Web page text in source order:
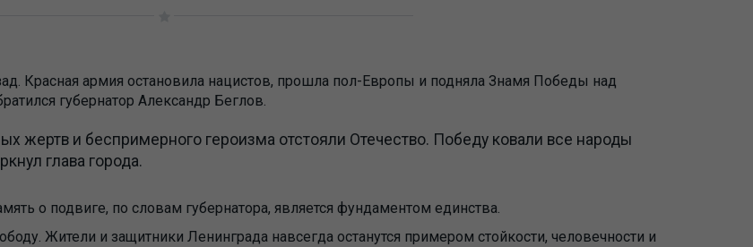
Красная армия остановила нацистов, прошла пол-Европы и подняла Знамя Победы над
губернатор Александр Беглов.
и беспримерного героизма отстояли Отечество. Победу ковали все народы
глава города.
о подвиге, по словам губернатора, является фундаментом единства.
Жители и защитники Ленинграда навсегда останутся примером стойкости, человечности и